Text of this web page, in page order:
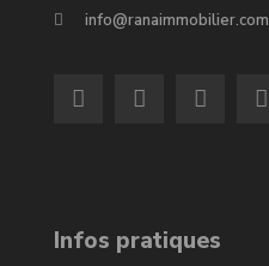
info@ranaimmobilier.com
Infos pratiques